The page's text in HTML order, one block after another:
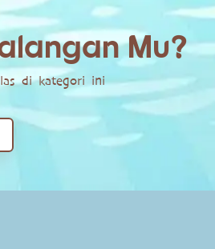
Mu?
di kategori ini